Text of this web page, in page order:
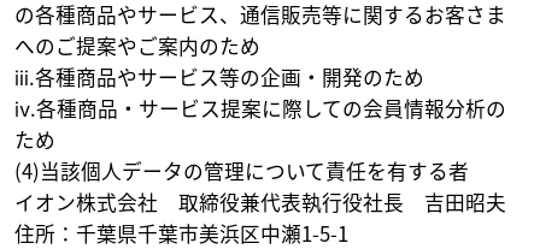
の各種商品やサービス、通信販売等に関するお客さま
へのご提案やご案内のため
ⅲ.各種商品やサービス等の企画・開発のため
ⅳ.各種商品・サービス提案に際しての会員情報分析の
ため
(4)当該個人データの管理について責任を有する者
イオン株式会社 取締役兼代表執行役社長 吉田昭夫
住所：千葉県千葉市美浜区中瀬1-5-1